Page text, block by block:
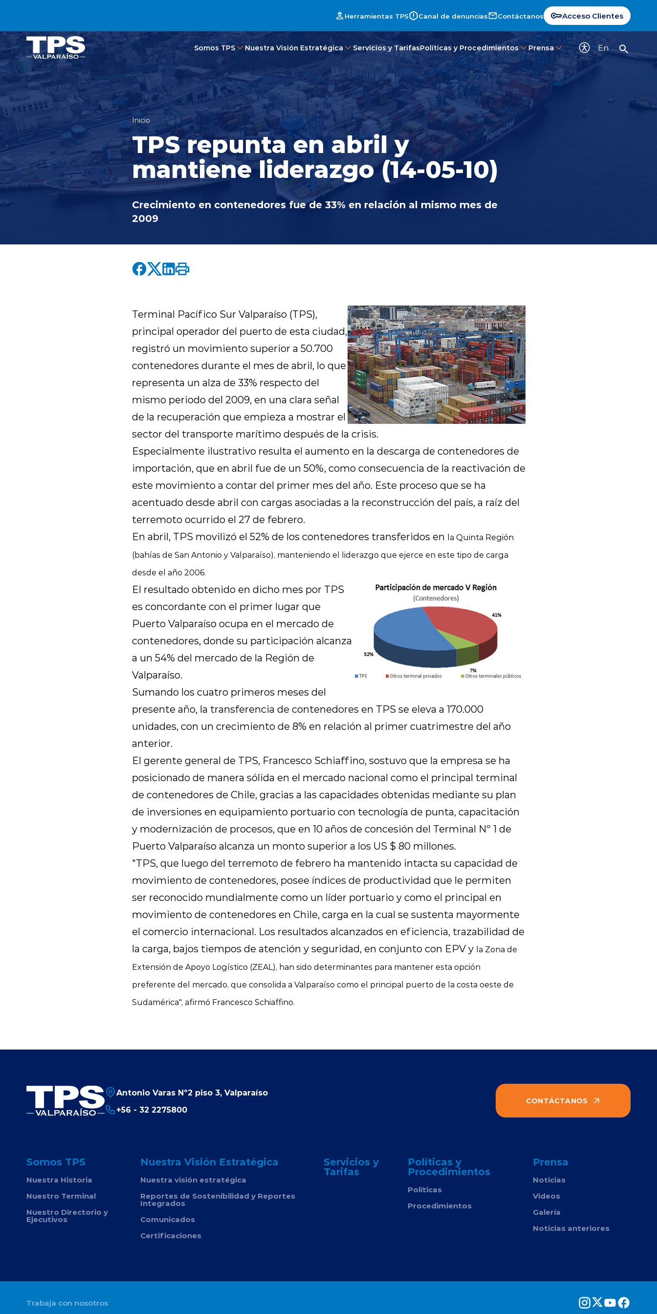
Herramientas TPS Canal de denuncias Contáctanos Acceso Clientes
Somos TPS Nuestra Visión Estratégica Servicios y TarifasPolíticas y Procedimientos Prensa En
Inicio
TPS repunta en abril y
mantiene liderazgo (14-05-10)
Crecimiento en contenedores fue de 33% en relación al mismo mes de
2009
Terminal Pacífico Sur Valparaíso (TPS),
principal operador del puerto de esta ciudad,
registró un movimiento superior a 50.700
contenedores durante el mes de abril, lo que
representa un alza de 33% respecto del
mismo periodo del 2009, en una clara señal
de la recuperación que empieza a mostrar el
sector del transporte marítimo después de la crisis.
Especialmente ilustrativo resulta el aumento en la descarga de contenedores de
importación, que en abril fue de un 50%, como consecuencia de la reactivación de
este movimiento a contar del primer mes del año. Este proceso que se ha
acentuado desde abril con cargas asociadas a la reconstrucción del país, a raíz del
terremoto ocurrido el 27 de febrero.
En abril, TPS movilizó el 52% de los contenedores transferidos en la Quinta Región
(bahías de San Antonio y Valparaíso), manteniendo el liderazgo que ejerce en este tipo de carga
desde el año 2006.
El resultado obtenido en dicho mes por TPS
es concordante con el primer lugar que
Puerto Valparaíso ocupa en el mercado de
contenedores, donde su participación alcanza
a un 54% del mercado de la Región de
Valparaíso.
Sumando los cuatro primeros meses del
presente año, la transferencia de contenedores en TPS se eleva a 170.000
unidades, con un crecimiento de 8% en relación al primer cuatrimestre del año
anterior.
El gerente general de TPS, Francesco Schiaffino, sostuvo que la empresa se ha
posicionado de manera sólida en el mercado nacional como el principal terminal
de contenedores de Chile, gracias a las capacidades obtenidas mediante su plan
de inversiones en equipamiento portuario con tecnología de punta, capacitación
y modernización de procesos, que en 10 años de concesión del Terminal Nº 1 de
Puerto Valparaíso alcanza un monto superior a los US $ 80 millones.
"TPS, que luego del terremoto de febrero ha mantenido intacta su capacidad de
movimiento de contenedores, posee índices de productividad que le permiten
ser reconocido mundialmente como un líder portuario y como el principal en
movimiento de contenedores en Chile, carga en la cual se sustenta mayormente
el comercio internacional. Los resultados alcanzados en eficiencia, trazabilidad de
la carga, bajos tiempos de atención y seguridad, en conjunto con EPV y la Zona de
Extensión de Apoyo Logístico (ZEAL), han sido determinantes para mantener esta opción
preferente del mercado, que consolida a Valparaíso como el principal puerto de la costa oeste de
Sudamérica", afirmó Francesco Schiaffino.
Antonio Varas Nº2 piso 3, Valparaíso
+56 - 32 2275800
CONTÁCTANOS
Somos TPS
Nuestra Historia
Nuestro Terminal
Nuestro Directorio y
Ejecutivos
Nuestra Visión Estratégica
Nuestra visión estratégica
Reportes de Sostenibilidad y Reportes
Integrados
Comunicados
Certificaciones
Servicios y
Tarifas
Políticas y
Procedimientos
Políticas
Procedimientos
Prensa
Noticias
Videos
Galería
Noticias anteriores
Trabaja con nosotros